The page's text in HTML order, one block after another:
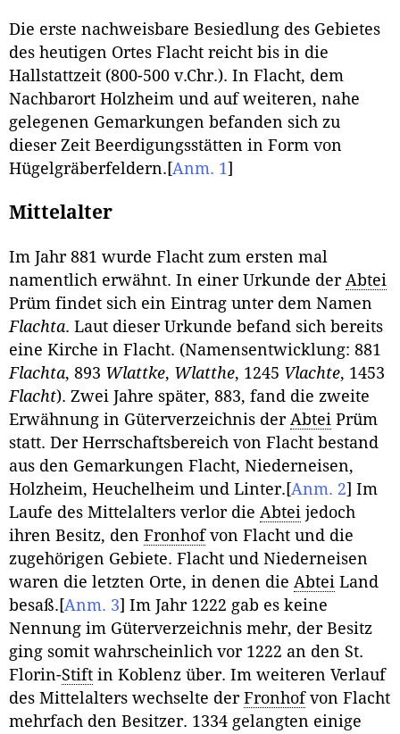
Die erste nachweisbare Besiedlung des Gebietes
des heutigen Ortes Flacht reicht bis in die
Hallstattzeit (800-500 v.Chr.). In Flacht, dem
Nachbarort Holzheim und auf weiteren, nahe
gelegenen Gemarkungen befanden sich zu
dieser Zeit Beerdigungsstätten in Form von
Hügelgräberfeldern. [Anm. 1]
Mittelalter
Im Jahr 881 wurde Flacht zum ersten mal
namentlich erwähnt. In einer Urkunde der Abtei
Prüm findet sich ein Eintrag unter dem Namen
Flachta. Laut dieser Urkunde befand sich bereits
eine Kirche in Flacht. (Namensentwicklung: 881
Flachta, 893 Wlattke, Wlatthe, 1245 Vlachte, 1453
Flacht). Zwei Jahre später, 883, fand die zweite
Erwähnung in Güterverzeichnis der Abtei Prüm
statt. Der Herrschaftsbereich von Flacht bestand
aus den Gemarkungen Flacht, Niederneisen,
Holzheim, Heuchelheim und Linter. [Anm. 2] Im
Laufe des Mittelalters verlor die Abtei jedoch
ihren Besitz, den Fronhofvon Flacht und die
zugehörigen Gebiete. Flacht und Niederneisen
waren die letzten Orte, in denen die Abtei Land
besaß. [Anm. 3] Im Jahr 1222 gab es keine
Nennung im Güterverzeichnis mehr, der Besitz
ging somit wahrscheinlich vor 1222 an den St.
Florin-Stift in Koblenz über. Im weiteren Verlauf
des Mittelalters wechselte der Fronhofvon Flacht
mehrfach den Besitzer. 1334 gelangten einige